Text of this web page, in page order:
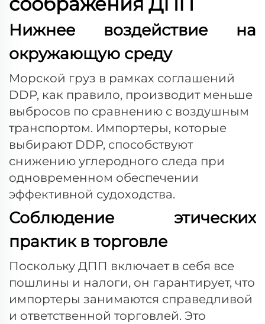
Нижнее воздействие на
окружающую среду
Морской груз в рамках соглашений
DDP, как правило, производит меньше
выбросов по сравнению с воздушным
транспортом. Импортеры, которые
выбирают DDP, способствуют
снижению углеродного следа при
одновременном обеспечении
эффективной судоходства.
Соблюдение этических
практик в торговле
Поскольку ДПП включает в себя все
пошлины и налоги, он гарантирует, что
импортеры занимаются справедливой
и ответственной торговлей. Это